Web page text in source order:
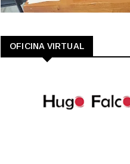
OFICINA VIRTUAL